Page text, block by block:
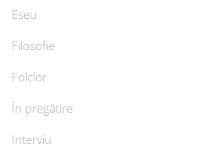
Eseu
Filosofie
Folclor
În pregătire
Interviu